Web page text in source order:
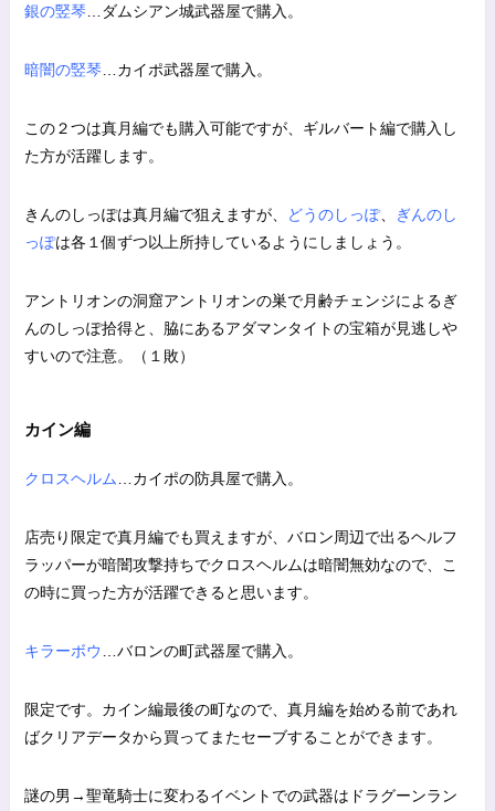
銀の竪琴 …ダムシアン城武器屋で購入。
暗闇の竪琴 …カイポ武器屋で購入。
この２つは真月編でも購入可能ですが、ギルバート編で購入し
た方が活躍します。
きんのしっぽは真月編で狙えますが、 どうのしっぽ、
ぎんのし
っぽは各１個ずつ以上所持しているようにしましょう。
アントリオンの洞窟アントリオンの巣で月齢チェンジによるぎ
んのしっぽ拾得と、脇にあるアダマンタイトの宝箱が見逃しや
すいので注意。（１敗）
カイン編
クロスヘルム …カイポの防具屋で購入。
店売り限定で真月編でも買えますが、バロン周辺で出るヘルフ
ラッパーが暗闇攻撃持ちでクロスヘルムは暗闇無効なので、こ
の時に買った方が活躍できると思います。
キラーボウ …バロンの町武器屋で購入。
限定です。カイン編最後の町なので、真月編を始める前であれ
ばクリアデータから買ってまたセーブすることができます。
謎の男→聖竜騎士に変わるイベントでの武器はドラグーンラン